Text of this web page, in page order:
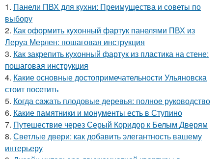
1. Панели ПВХ для кухни: Преимущества и советы по
выбору
2. Как оформить кухонный фартук панелями ПВХ из
Леруа Мерлен: пошаговая инструкция
3. Как закрепить кухонный фартук из пластика на стене:
пошаговая инструкция
4. Какие основные достопримечательности Ульяновска
стоит посетить
5. Когда сажать плодовые деревья: полное руководство
6. Какие памятники и монументы есть в Ступино
7. Путешествие через Серый Коридор к Белым Дверям
8. Светлые двери: как добавить элегантность вашему
интерьеру